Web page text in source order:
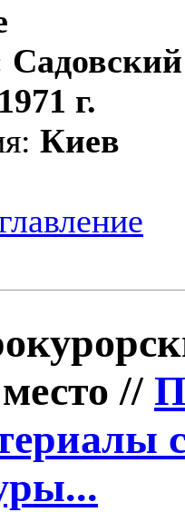
1971 г.
Киев
//